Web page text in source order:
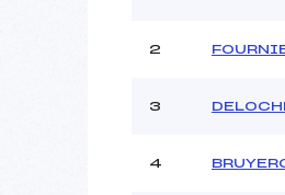
Ouvreurs B :
2
3
4